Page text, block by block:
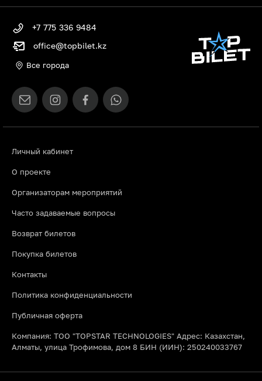
Личный кабинет
О проекте
Организаторам мероприятий
Часто задаваемые вопросы
Возврат билетов
Покупка билетов
Контакты
Политика конфиденциальности
Публичная оферта
Компания: ТОО "TOPSTAR TECHNOLOGIES" Адрес: Казахстан,
Алматы, улица Трофимова, дом 8 БИН (ИИН): 250240033767
+7 775 336 9484
office@topbilet.kz
Все города